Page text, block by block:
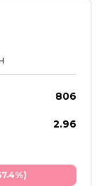
806
2.96